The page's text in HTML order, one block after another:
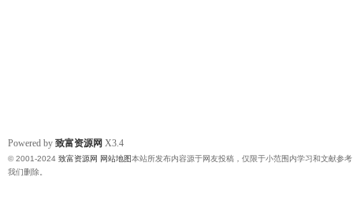
Powered by 致富资源网 X3.4
© 2001-2024 致富资源网 网站地图本站所发布内容源于网友投稿，仅限于小范围内学习和文献参
我们删除。